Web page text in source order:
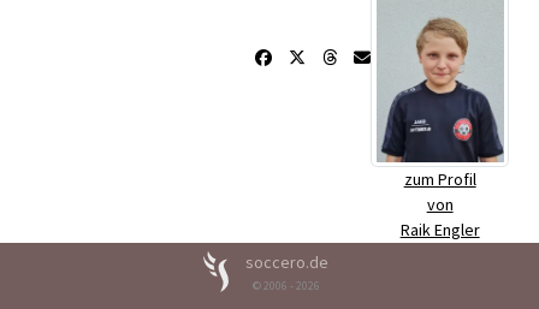
zum Profil
von
Raik Engler
soccero.de
© 2006 - 2026